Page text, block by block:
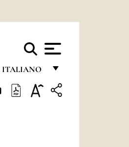
ITALIANO
FRANÇAIS